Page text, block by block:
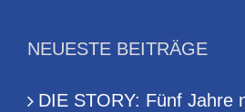
NEUESTE BEITRÄGE
DIE STORY: Fünf Jahre